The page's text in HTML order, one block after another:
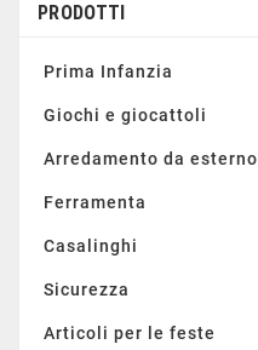
PRODOTTI
Prima Infanzia
Giochi e giocattoli
Arredamento da esterno
Ferramenta
Casalinghi
Sicurezza
Articoli per le feste